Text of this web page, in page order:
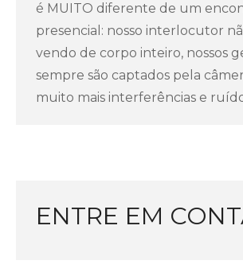
é MUITO diferente de um
presencial: nosso interlocutor
vendo de corpo inteiro, nossos
sempre são captados pela
muito mais interferências e
ENTRE EM